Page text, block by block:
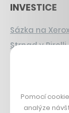
INVESTICE
Sázka na
Strnad v Pirelli
PŘÍBĚHY Z
Boční projekt,
Pomocí
analýze